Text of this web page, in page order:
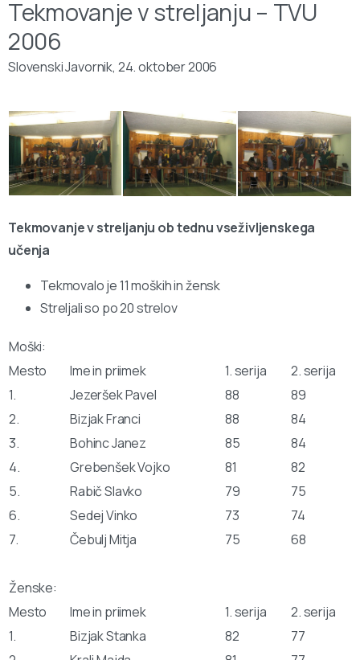
Tekmovanje v streljanju – TVU
2006
Slovenski Javornik, 24. oktober 2006
Tekmovanje v streljanju ob tednu vseživljenskega
učenja
Tekmovalo je 11 moških in žensk
Streljali so po 20 strelov
Moški:
Mesto
Ime in priimek 1. serija
2. serija
1.
Jezeršek Pavel 88
89
2.
Bizjak Franci 88
84
3.
Bohinc Janez 85
84
4.
Grebenšek Vojko 81
82
5.
Rabič Slavko 79
75
6.
Sedej Vinko 73
74
7.
Čebulj Mitja 75 68
Ženske:
Mesto
Ime in priimek 1. serija
2. serija
1.
Bizjak Stanka 82
77